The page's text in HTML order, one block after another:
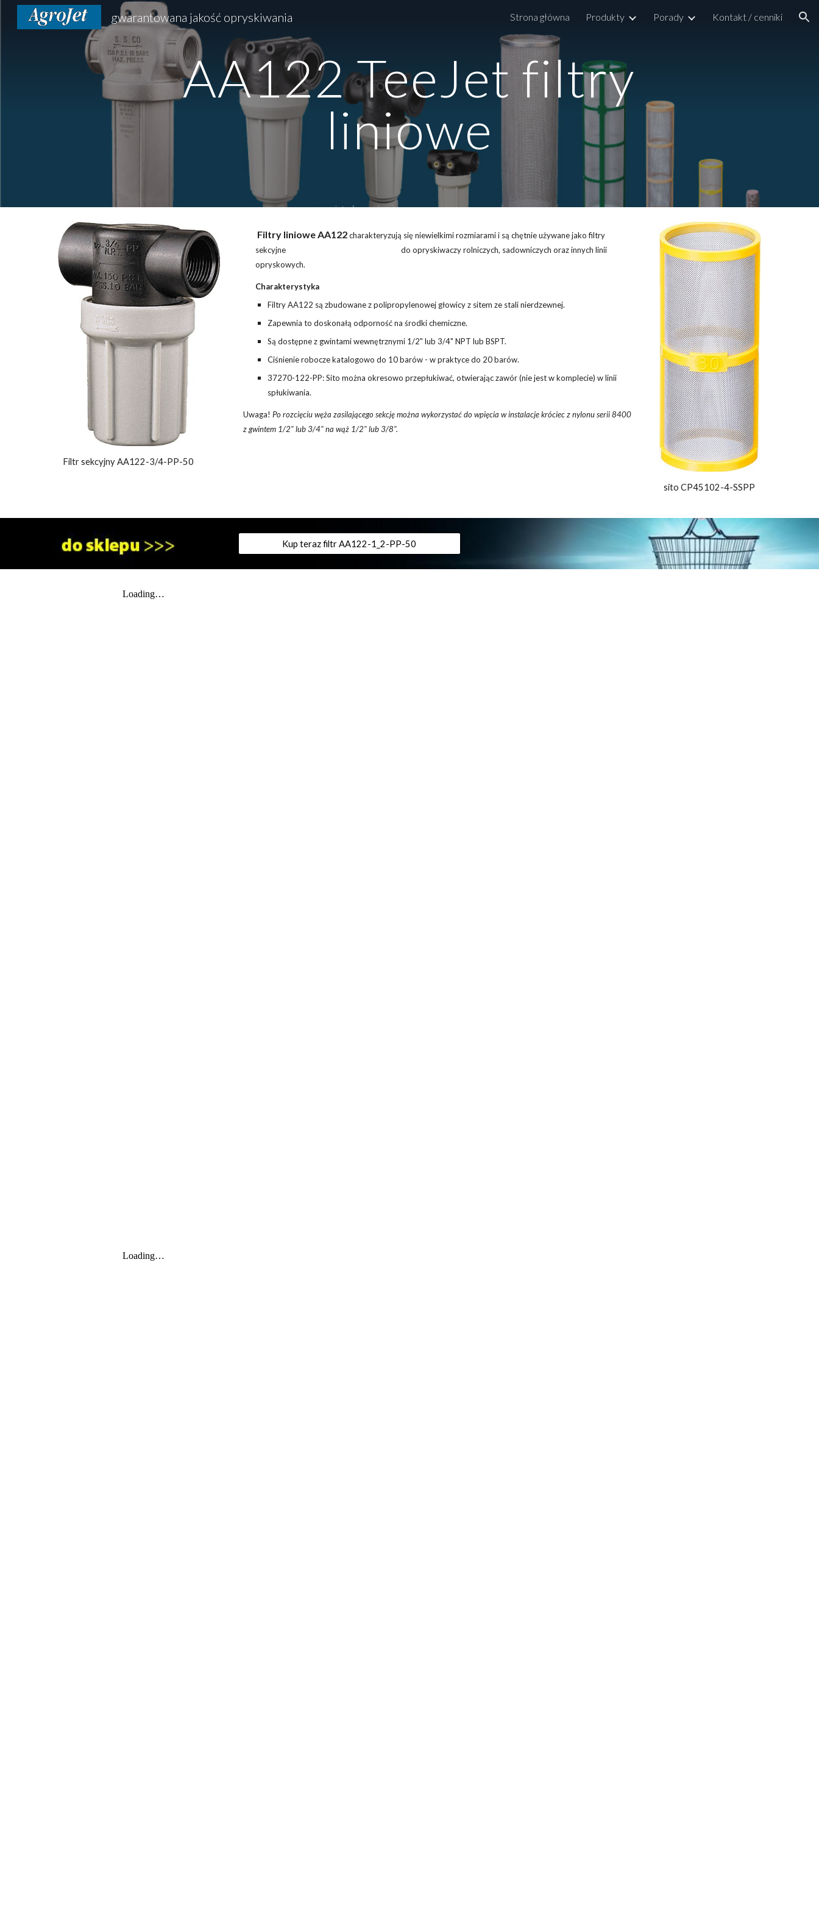
Skip to main content Skip to navigation
gwarantowana jakość opryskiwania Strona główna Produkty Porady Kontakt / cenniki
AA122 TeeJet filtry
liniowe
Filtr sekcyjny AA122-3/4-PP-50
Filtry liniowe AA122charakteryzują się niewielkimi rozmiarami i są chętnie używane jako filtry
sekcyjne do opryskiwaczy rolniczych, sadowniczych orazinnych linii
opryskowych.
Charakterystyka
Filtry AA122 są zbudowane z polipropylenowej głowicy z sitem ze stali nierdzewnej.
Zapewnia to doskonałą odporność na środki chemiczne.
Są dostępne z gwintami wewnętrznymi 1/2" lub 3/4" NPT lub BSPT.
Ciśnienie robocze katalogowo do 10 barów - w praktyce do 20 barów.
37270-122-PP: Sito można okresowo przepłukiwać, otwierając zawór (nie jest w komplecie) w linii
spłukiwania.
Uwaga! Po rozcięciu węża zasilającego sekcjęmożna wykorzystać do wpięcia w instalacje króciec z nylonu serii 8400
z gwintem 1/2" lub 3/4" na wąż 1/2" lub 3/8".
sito CP45102-4-SSPP
Kup teraz filtr AA122-1_2-PP-50